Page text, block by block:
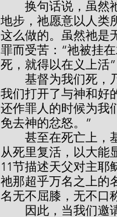
地步，祂愿意以人类
这么做的。虽然祂是
罪而受苦：“祂被挂
死，就得以在义上活”
我们打开了与神和好
还作罪人的时候为
免去神的忿怒。”
从死里复活，以大能
11节描述天父对主耶
祂那超乎万名之上的
名无不屈膝，无不口